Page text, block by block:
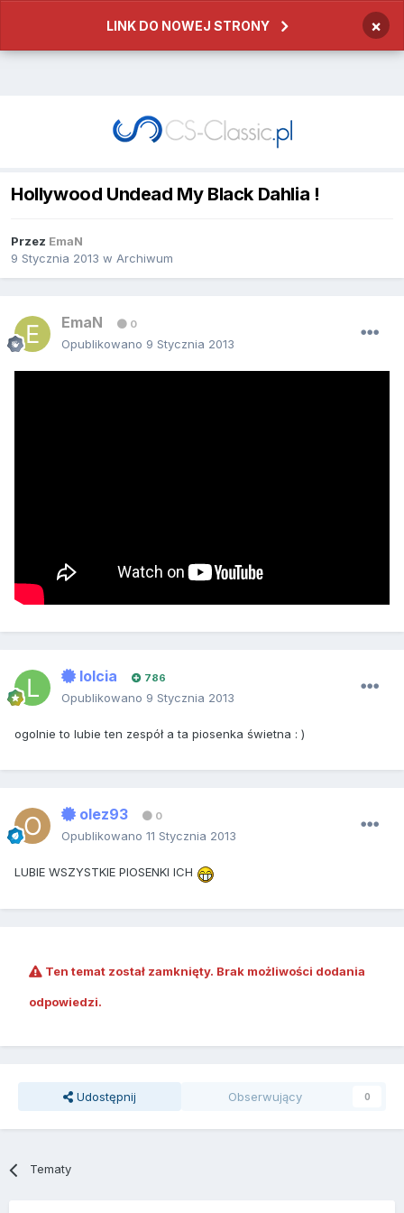
LINK DO NOWEJ STRONY ×
Hollywood Undead My Black Dahlia !
Przez EmaN
9 Stycznia 2013 w Archiwum
EmaN 0
Opublikowano 9 Stycznia 2013
lolcia 786
Opublikowano 9 Stycznia 2013
ogolnie to lubie ten zespół a ta piosenka świetna : )
olez93 0
Opublikowano 11 Stycznia 2013
LUBIE WSZYSTKIE PIOSENKI ICH
Ten temat został zamknięty. Brak możliwości dodania
odpowiedzi.
Udostępnij Obserwujący 0
Tematy